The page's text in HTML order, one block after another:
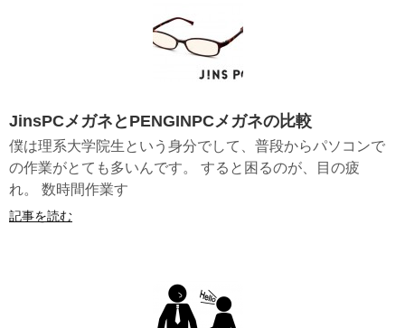
JinsPCメガネとPENGINPCメガネの比較
僕は理系大学院生という身分でして、普段からパソコンで
の作業がとても多いんです。 すると困るのが、目の疲
れ。 数時間作業す
記事を読む